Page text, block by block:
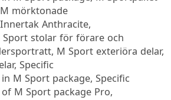
mörktonade
Anthracite,
stolar för förare och
M Sport exteriöra delar,
Specific
M Sport package, Specific
M Sport package Pro,